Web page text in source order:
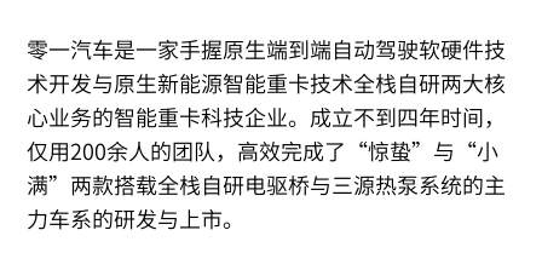
零一汽车是一家手握原生端到端自动驾驶软硬件技
术开发与原生新能源智能重卡技术全栈自研两大核
心业务的智能重卡科技企业。成立不到四年时间，
仅用200余人的团队，高效完成了“惊蛰”与“小
满”两款搭载全栈自研电驱桥与三源热泵系统的主
力车系的研发与上市。